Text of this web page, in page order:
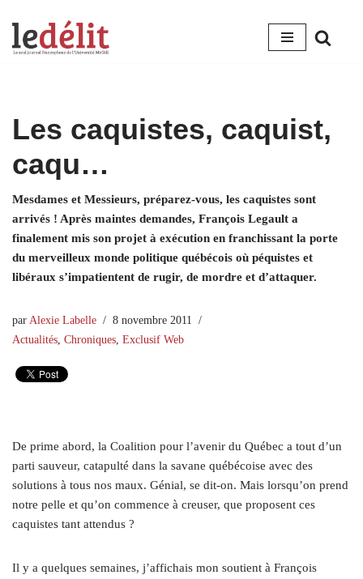
Aller
Les caquistes, caquist,
caqu…
Mesdames et Messieurs, préparez-vous, les caquistes sont
arrivés ! Après maintes demandes, François Legault a
finalement mis son projet à exécution en franchissant la porte
du merveilleux monde politique québécois où péquistes et
libéraux s’impatientent de rugir, de mordre et d’attaquer.
par Alexie Labelle
8 novembre 2011
Actualités Chroniques Exclusif Web
De prime abord, la Coalition pour l’avenir du Québec a tout d’un
parti sauveur, catapulté dans la savane québécoise avec des
solutions à tous nos maux. Génial, se dit-on. Mais lorsqu’on prend
notre pelle et qu’on commence à creuser, que proposent ces
caquistes tant attendus ?
Il y a quelques semaines, j’affichais mon soutient à François